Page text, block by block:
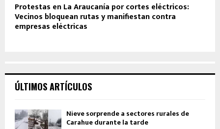
Protestas en La Araucanía por cortes eléctricos:
Vecinos bloquean rutas y manifiestan contra
empresas eléctricas
ÚLTIMOS ARTÍCULOS
Nieve sorprende a sectores rurales de
Carahue durante la tarde